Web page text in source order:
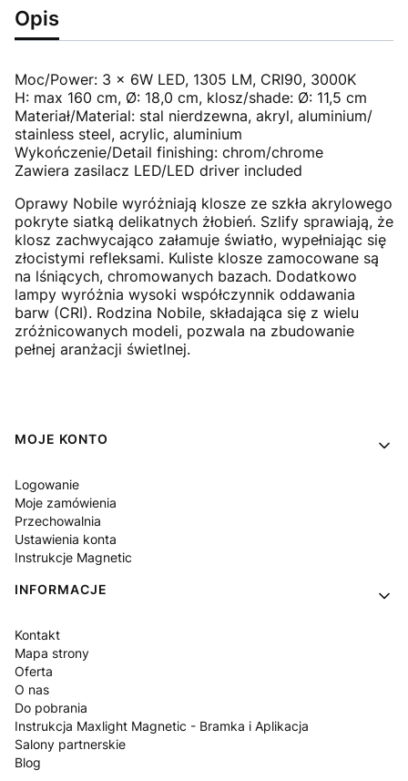
Opis
Moc/Power: 3 x 6W LED, 1305 LM, CRI90, 3000K
H: max 160 cm, Ø: 18,0 cm, klosz/shade: Ø: 11,5 cm
Materiał/Material: stal nierdzewna, akryl, aluminium/
stainless steel, acrylic, aluminium
Wykończenie/Detail finishing: chrom/chrome
Zawiera zasilacz LED/LED driver included
Oprawy Nobile wyróżniają klosze ze szkła akrylowego
pokryte siatką delikatnych żłobień. Szlify sprawiają, że
klosz zachwycająco załamuje światło, wypełniając się
złocistymi refleksami. Kuliste klosze zamocowane są
na lśniących, chromowanych bazach. Dodatkowo
lampy wyróżnia wysoki współczynnik oddawania
barw (CRI). Rodzina Nobile, składająca się z wielu
zróżnicowanych modeli, pozwala na zbudowanie
pełnej aranżacji świetlnej.
Linki w stopce
MOJE KONTO
Logowanie
Moje zamówienia
Przechowalnia
Ustawienia konta
Instrukcje Magnetic
INFORMACJE
Kontakt
Mapa strony
Oferta
O nas
Do pobrania
Instrukcja Maxlight Magnetic - Bramka i Aplikacja
Salony partnerskie
Blog